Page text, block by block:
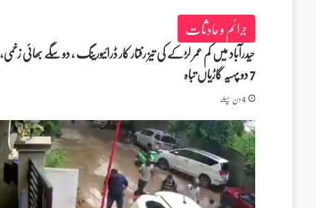
جرائم و حادثات
حیدرآباد میں کم عمر لڑکے کی تیز رفتار کار ڈرائیورینگ ، دو سگے بھائی زخمی،
7 دو پہیہ گاڑیاں تباہ
4 دن پہلے